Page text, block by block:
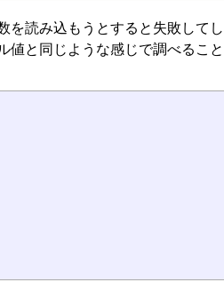
読み込もうとすると失敗して
と同じような感じで調べるこ